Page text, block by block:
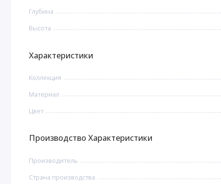
Глубина
Высота
Характеристики
Коллекция
Материал
Цвет
Производство Характеристики
Производитель
Страна производства